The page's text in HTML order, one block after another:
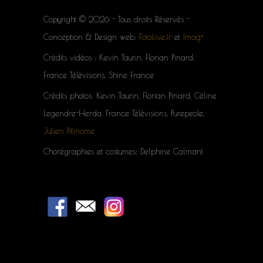
Copyright © 2026 - Tous droits Réservés -
Conception & Design web: FotoLive.fr et Imag+
Crédits vidéos : Kevin Taurin, Florian Pinard,
France Télévisions, Shine France
Crédits photos: Kevin Taurin, Florian Pinard, Céline
Legendre-Herda, France Télévisions, Purepeole,
Julien Pitinome
Chorégraphies et costumes: Delphine Calmant